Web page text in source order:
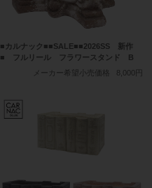
■カルナック■■SALE■■2026SS 新作
■ フルリール フラワースタンド B
メーカー希望小売価格
8,000円